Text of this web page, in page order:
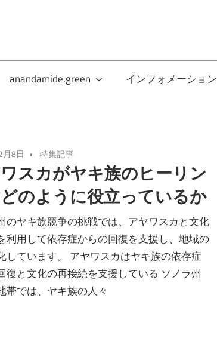
anandamide.green インフォメーション
8日 特集記事
スカがヤキ族のヒーリン
のように役立っているか
のヤキ族競争の挑戦では、アヤワスカと文化
利用して依存症からの回復を支援し、地域の
しています。 アヤワスカはヤキ族の依存症
復と文化の再接続を支援している ソノラ州
帯では、ヤキ族の人々